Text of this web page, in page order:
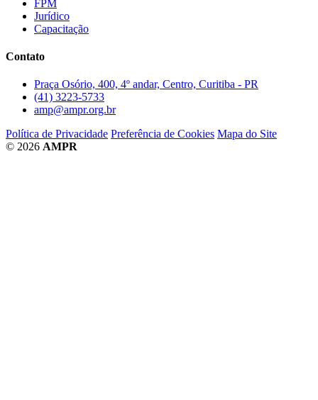
FPM
Jurídico
Capacitação
Contato
Praça Osório, 400, 4º andar, Centro, Curitiba - PR
(41) 3223-5733
amp@ampr.org.br
Política de Privacidade Preferência de Cookies Mapa do Site
© 2026 AMPR